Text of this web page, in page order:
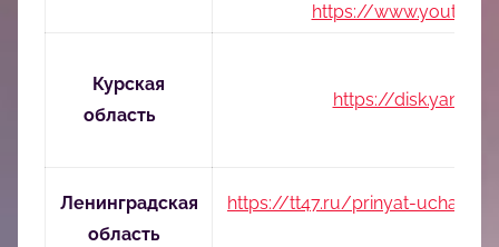
https://
Курская
область
https://
Ленинградская
область
https://tt47.ru/prinyat-